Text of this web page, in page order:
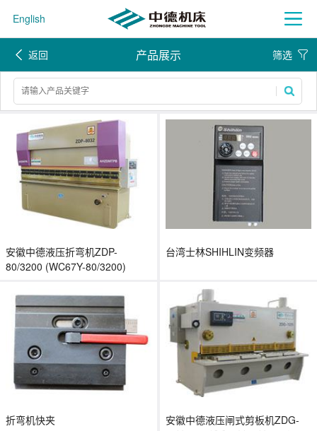
English
返回 产品展示 筛选
安徽中德液压折弯机ZDP-
80/3200 (WC67Y-80/3200)
台湾士林SHIHLIN变频器
折弯机快夹
安徽中德液压闸式剪板机ZDG-